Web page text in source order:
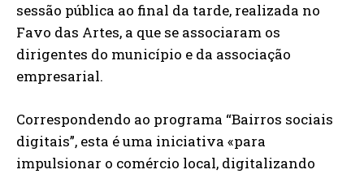
sessão pública ao final da tarde, realizada no
Favo das Artes, a que se associaram os
dirigentes do município e da associação
empresarial.
Correspondendo ao programa “Bairros sociais
digitais”, esta é uma iniciativa «para
impulsionar o comércio local, digitalizando